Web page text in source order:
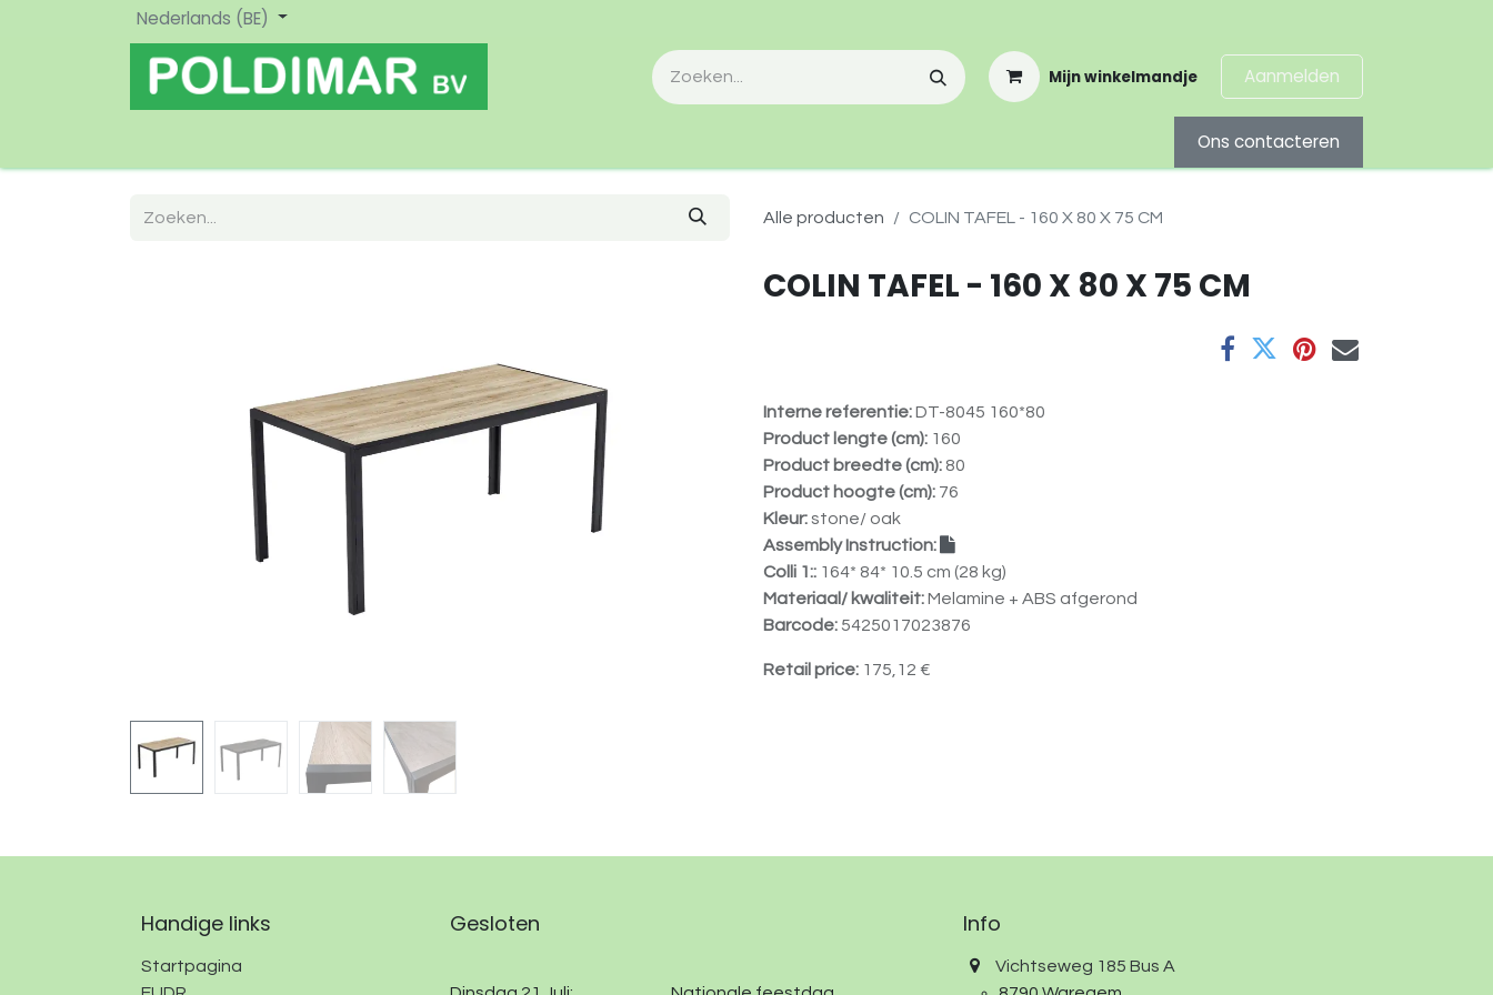
Nederlands (BE)
Mijn winkelmandje Aanmelden
Ons contacteren
Alle producten COLIN TAFEL - 160 X 80 X 75 CM
COLIN TAFEL - 160 X 80 X 75 CM
Interne referentie:DT-8045 160*80
Product lengte (cm): 160
Product breedte (cm): 80
Product hoogte (cm): 76
Kleur:stone/ oak
Assembly Instruction:
Colli 1:: 164* 84* 10.5 cm (28 kg)
Materiaal/ kwaliteit:Melamine + ABS afgerond
Barcode:5425017023876
Retail price: 175,12 €
Handige links
Startpagina
Gesloten Info
Vichtseweg 185 Bus A